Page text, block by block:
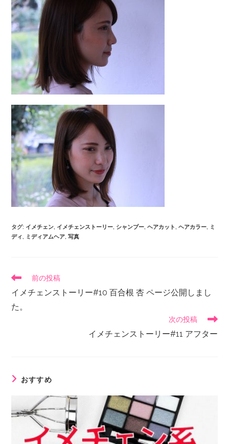
タグ: イメチェン, イメチェンストーリー, シャンプー, ヘアカット, ヘアカラー, ミ
ディ, ミディアムヘア, 写真
前の投稿
イメチェンストーリー#10 百合根 杏 ページ公開しまし
た。
次の投稿
イメチェンストーリー#11 アフター
おすすめ